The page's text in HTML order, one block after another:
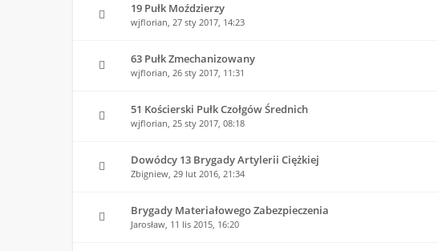
19 Pułk Moździerzy
wjflorian, 27 sty 2017, 14:23
63 Pułk Zmechanizowany
wjflorian, 26 sty 2017, 11:31
51 Kościerski Pułk Czołgów Średnich
wjflorian, 25 sty 2017, 08:18
Dowódcy 13 Brygady Artylerii Ciężkiej
Zbigniew, 29 lut 2016, 21:34
Brygady Materiałowego Zabezpieczenia
Jarosław, 11 lis 2015, 16:20